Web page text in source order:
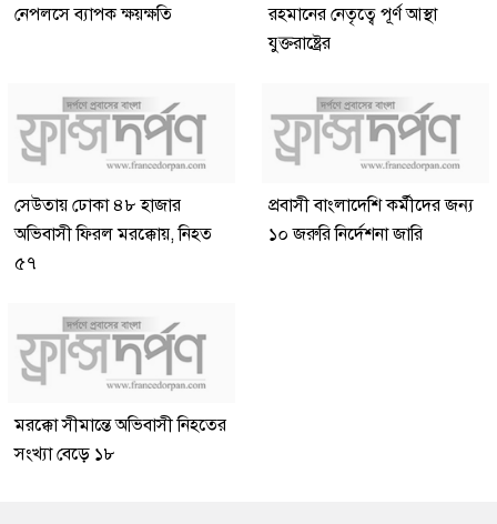
নেপলসে ব্যাপক ক্ষয়ক্ষতি
রহমানের নেতৃত্বে পূর্ণ আস্থা
যুক্তরাষ্ট্রের
সেউতায় ঢোকা ৪৮ হাজার
অভিবাসী ফিরল মরক্কোয়, নিহত
৫৭
প্রবাসী বাংলাদেশি কর্মীদের জন্য
১০ জরুরি নির্দেশনা জারি
মরক্কো সীমান্তে অভিবাসী নিহতের
সংখ্যা বেড়ে ১৮